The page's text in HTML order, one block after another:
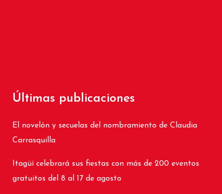
Últimas publicaciones
El novelón y secuelas del nombramiento de Claudia
Carrasquilla
Itagüí celebrará sus fiestas con más de 200 eventos
gratuitos del 8 al 17 de agosto